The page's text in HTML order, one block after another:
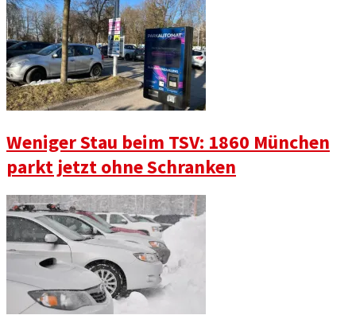
Weniger Stau beim TSV: 1860 München
parkt jetzt ohne Schranken